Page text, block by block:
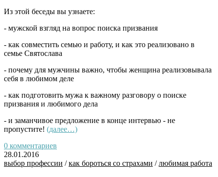
Из этой беседы вы узнаете:
- мужской взгляд на вопрос поиска призвания
- как совместить семью и работу, и как это реализовано в
семье Святослава
- почему для мужчины важно, чтобы женщина реализовывала
себя в любимом деле
- как подготовить мужа к важному разговору о поиске
призвания и любимого дела
- и заманчивое предложение в конце интервью - не
пропустите! (далее…)
0 комментариев
28.01.2016
выбор профессии /как бороться со страхами /любимая работа